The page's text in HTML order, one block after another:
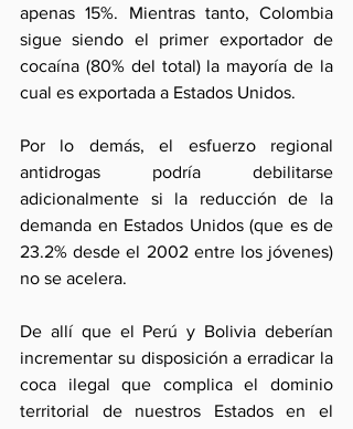
apenas 15%. Mientras tanto, Colombia
sigue siendo el primer exportador de
cocaína (80% del total) la mayoría de la
cual es exportada a Estados Unidos.
Por lo demás, el esfuerzo regional
antidrogas podría debilitarse
adicionalmente si la reducción de la
demanda en Estados Unidos (que es de
23.2% desde el 2002 entre los jóvenes)
no se acelera.
De allí que el Perú y Bolivia deberían
incrementar su disposición a erradicar la
coca ilegal que complica el dominio
territorial de nuestros Estados en el